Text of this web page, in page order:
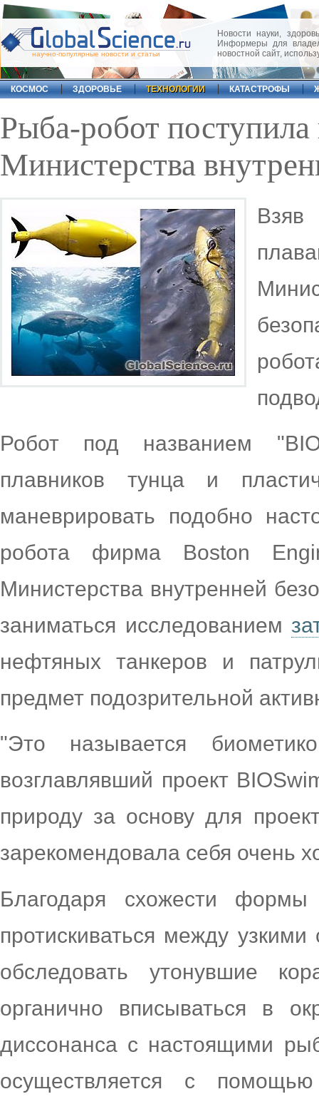
научно-популярные новости и статьи
Новости науки,
Информеры для
новостной сайт,
КОСМОС ЗДОРОВЬЕ ТЕХНОЛОГИИ КАТАСТРОФЫ
Рыба-робот поступила
Министерства
Робот под названием
плавников тунца и
маневрировать подобно
робота фирма Boston
Министерства внутренней
заниматься исследованием
нефтяных танкеров и
предмет подозрительной
"Это называется
возглавлявший проект
природу за основу для
зарекомендовала себя очень
Благодаря схожести
протискиваться между
обследовать утонувшие
органично вписываться в
диссонанса с настоящими
осуществляется с